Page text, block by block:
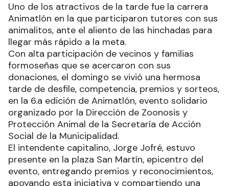
Uno de los atractivos de la tarde fue la carrera
Animatlón en la que participaron tutores con sus
animalitos, ante el aliento de las hinchadas para
llegar más rápido a la meta.
Con alta participación de vecinos y familias
formoseñas que se acercaron con sus
donaciones, el domingo se vivió una hermosa
tarde de desfile, competencia, premios y sorteos,
en la 6.a edición de Animatlón, evento solidario
organizado por la Dirección de Zoonosis y
Protección Animal de la Secretaría de Acción
Social de la Municipalidad.
El intendente capitalino, Jorge Jofré, estuvo
presente en la plaza San Martín, epicentro del
evento, entregando premios y reconocimientos,
apoyando esta iniciativa y compartiendo una